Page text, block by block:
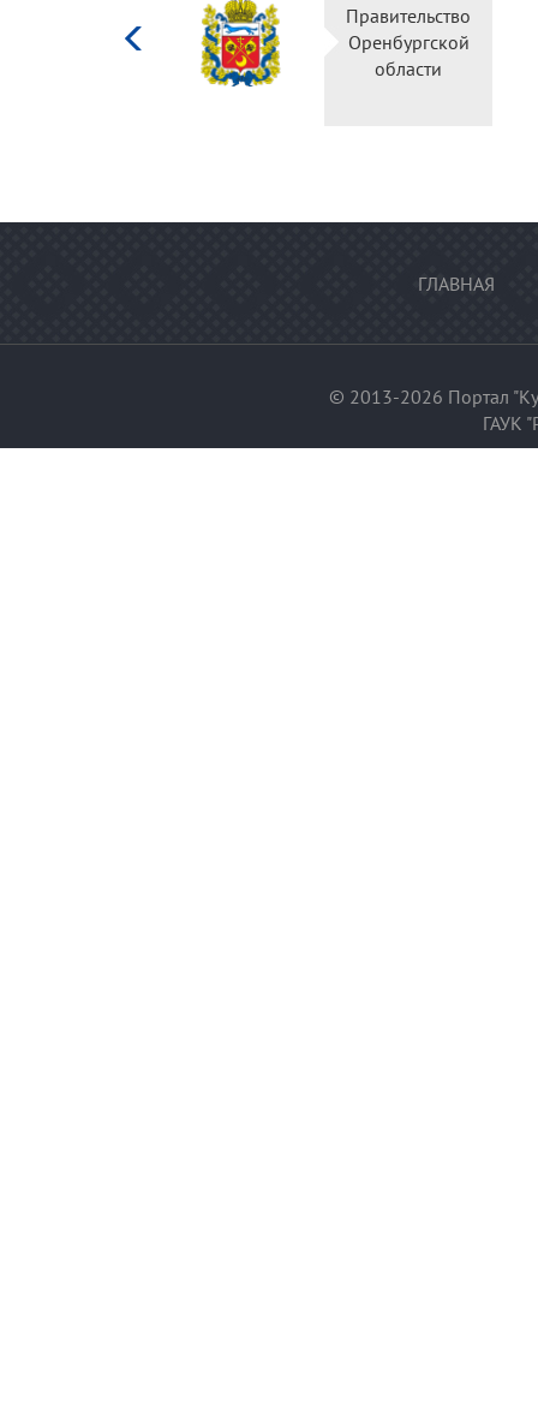
Правительство
Оренбургской
области
ГЛАВНАЯ
© 2013-2026 Портал
ГАУК